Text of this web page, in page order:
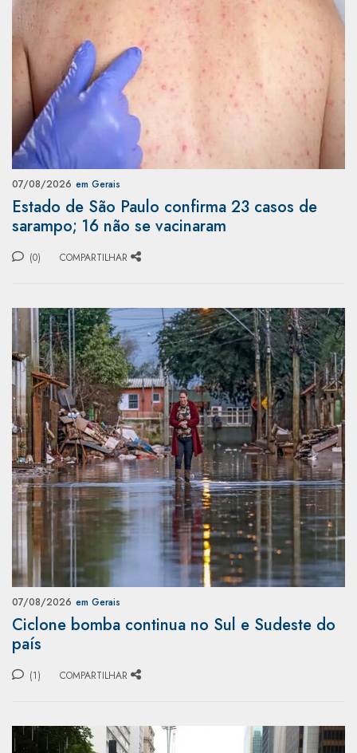
07/08/2026 em Gerais
Estado de São Paulo confirma 23 casos de
sarampo; 16 não se vacinaram
(0) COMPARTILHAR
07/08/2026 em Gerais
Ciclone bomba continua no Sul e Sudeste do
país
(1) COMPARTILHAR